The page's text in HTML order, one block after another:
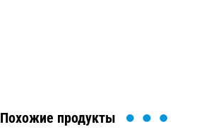
Похожие продукты